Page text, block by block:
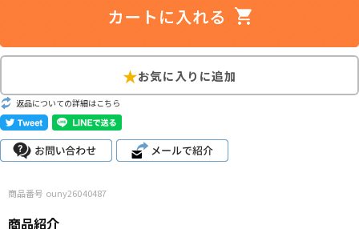
Search by Particularこだわりから探す
Search by Size サイズから探す（メンズ）
ジャケット
返品についての詳細はこちら
商品番号 ouny26040487
商品紹介